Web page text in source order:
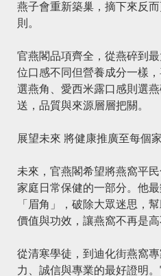
燕子會重新築巢，摘下來反
則。
官燕閣品項齊全，從燕碎到
位口感不同但營養成分一樣
選燕角、愛西米露口感則選
送，品質與來源層層把關。
展望未來 將健康推廣至每個
未來，官燕閣希望將燕窩平
家庭日常保健的一部分。他
「眉角」，破除大眾迷思，
價值與功效，讓燕窩不再是高
從清寒學徒，到迪化街燕窩
力、誠信與專業的最好證明